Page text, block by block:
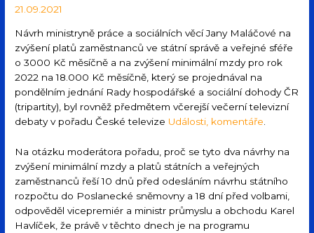
21.09.2021
Návrh ministryně práce a sociálních věcí Jany Maláčové na
zvýšení platů zaměstnanců ve státní správě a veřejné sféře
o 3000 Kč měsíčně a na zvýšení minimální mzdy pro rok
2022 na 18.000 Kč měsíčně, který se projednával na
pondělním jednání Rady hospodářské a sociální dohody ČR
(tripartity), byl rovněž předmětem včerejší večerní televizní
debaty v pořadu České televize Události, komentáře
Na otázku moderátora pořadu, proč se tyto dva návrhy na
zvýšení minimální mzdy a platů státních a veřejných
zaměstnanců řeší 10 dnů před odesláním návrhu státního
rozpočtu do Poslanecké sněmovny a 18 dní před volbami,
odpověděl vicepremiér a ministr průmyslu a obchodu Karel
Havlíček, že právě v těchto dnech je na programu